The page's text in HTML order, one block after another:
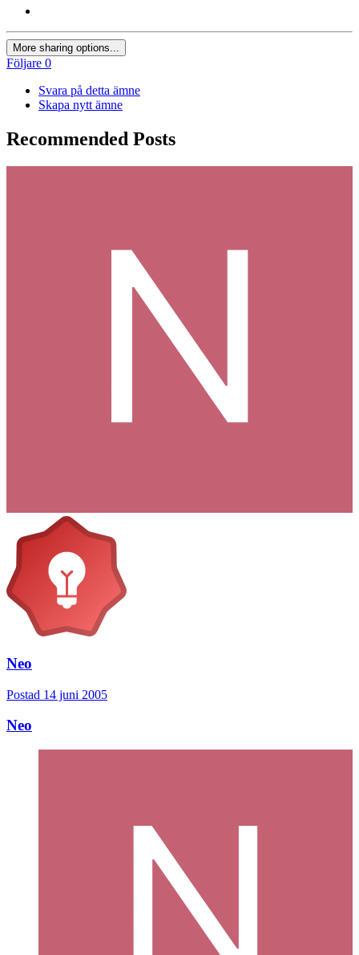
More sharing options...
Följare 0
Svara på detta ämne
Skapa nytt ämne
Recommended Posts
Neo
Postad 14 juni 2005
Neo